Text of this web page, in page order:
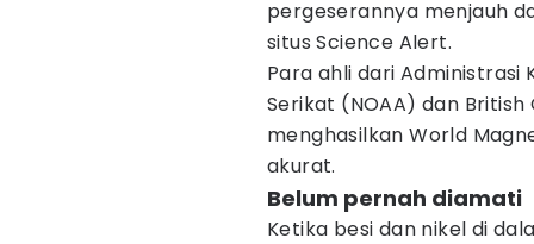
pergeserannya menjauh
situs Science Alert.
Para ahli dari Administrasi
Serikat (NOAA) dan
menghasilkan World
akurat.
Belum pernah diamati
Ketika besi dan nikel di